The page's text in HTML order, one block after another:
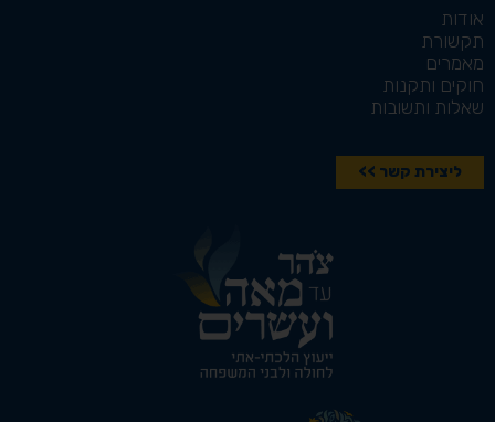
אודות
תקשורת
מאמרים
חוקים ותקנות
שאלות ותשובות
ליצירת קשר >>